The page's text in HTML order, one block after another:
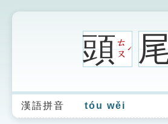
生字詞彙表
頭ㄊ
ㄡ
ˊ
漢語拼音 tóu wěi